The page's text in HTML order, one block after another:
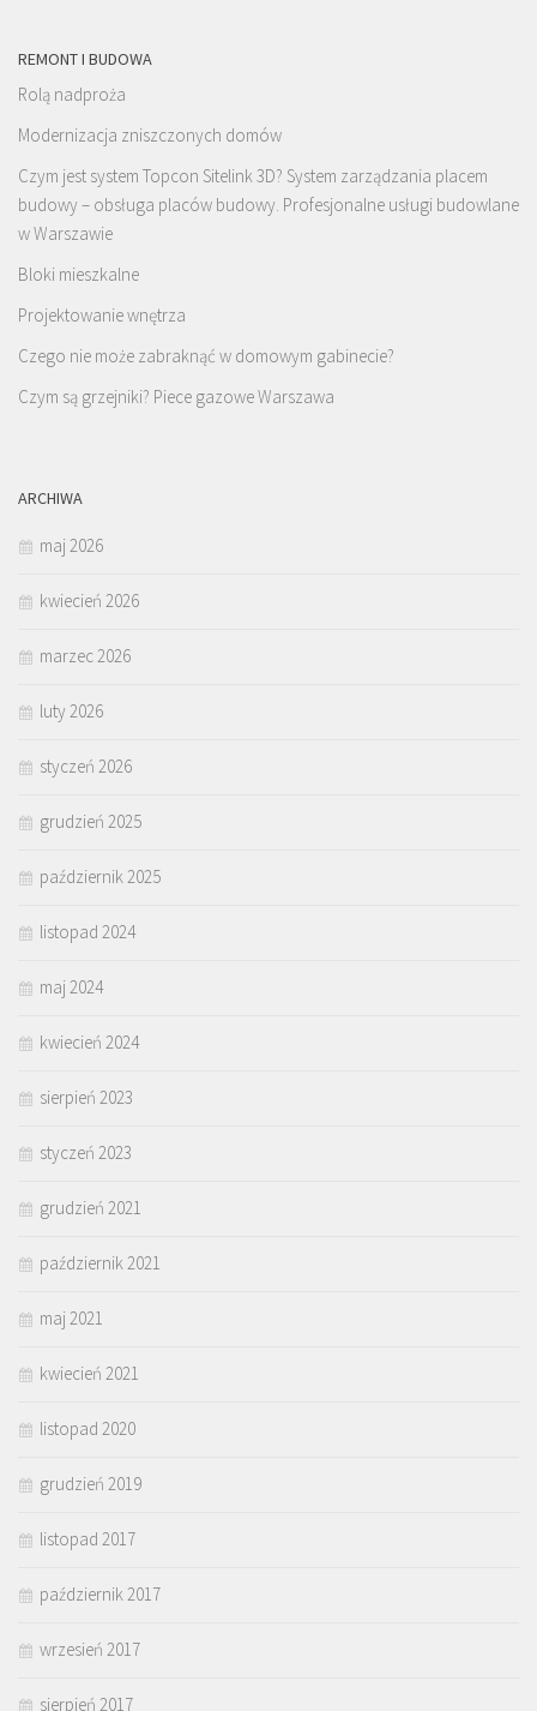
REMONT I BUDOWA
Rolą nadproża
Modernizacja zniszczonych domów
Czym jest system Topcon Sitelink 3D? System zarządzania placem
budowy – obsługa placów budowy. Profesjonalne usługi budowlane
w Warszawie
Bloki mieszkalne
Projektowanie wnętrza
Czego nie może zabraknąć w domowym gabinecie?
Czym są grzejniki? Piece gazowe Warszawa
ARCHIWA
maj 2026
kwiecień 2026
marzec 2026
luty 2026
styczeń 2026
grudzień 2025
październik 2025
listopad 2024
maj 2024
kwiecień 2024
sierpień 2023
styczeń 2023
grudzień 2021
październik 2021
maj 2021
kwiecień 2021
listopad 2020
grudzień 2019
listopad 2017
październik 2017
wrzesień 2017
sierpień 2017